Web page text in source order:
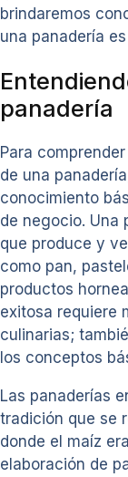
brindaremos
una panadería
panadería
Para
de una
conocimiento
de negocio. Una
que produce y
como pan,
productos
exitosa requiere
culinarias;
los conceptos
Las panaderías
tradición que se
donde el maíz
elaboración de